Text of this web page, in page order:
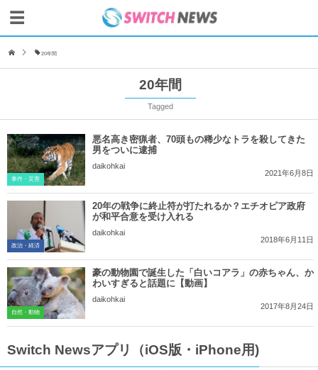
20年間
20年間
Tagged
事件・災害
悪名高き密猟者、70頭もの稀少なトラを殺してきた
男をついに逮捕
daikohkai
2021年6月8日
政治・経済
20年の戦争に終止符が打たれるか？エチオピア政府
が和平合意を受け入れる
daikohkai
2018年6月11日
自然・動物
豪の動物園で誕生した「白いコアラ」の赤ちゃん、か
わいすぎると話題に【動画】
daikohkai
2017年8月24日
Switch Newsアプリ（iOS版・iPhone用)